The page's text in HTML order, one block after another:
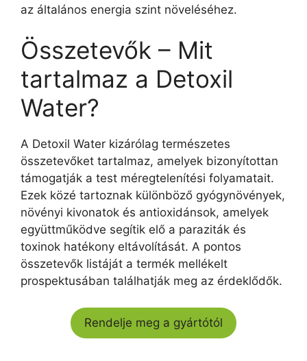
az általános energia szint növeléséhez.
Összetevők – Mit
tartalmaz a Detoxil
Water?
A Detoxil Water kizárólag természetes
összetevőket tartalmaz, amelyek bizonyítottan
támogatják a test méregtelenítési folyamatait.
Ezek közé tartoznak különböző gyógynövények,
növényi kivonatok és antioxidánsok, amelyek
együttműködve segítik elő a paraziták és
toxinok hatékony eltávolítását. A pontos
összetevők listáját a termék mellékelt
prospektusában találhatják meg az érdeklődők.
Rendelje meg a gyártótól